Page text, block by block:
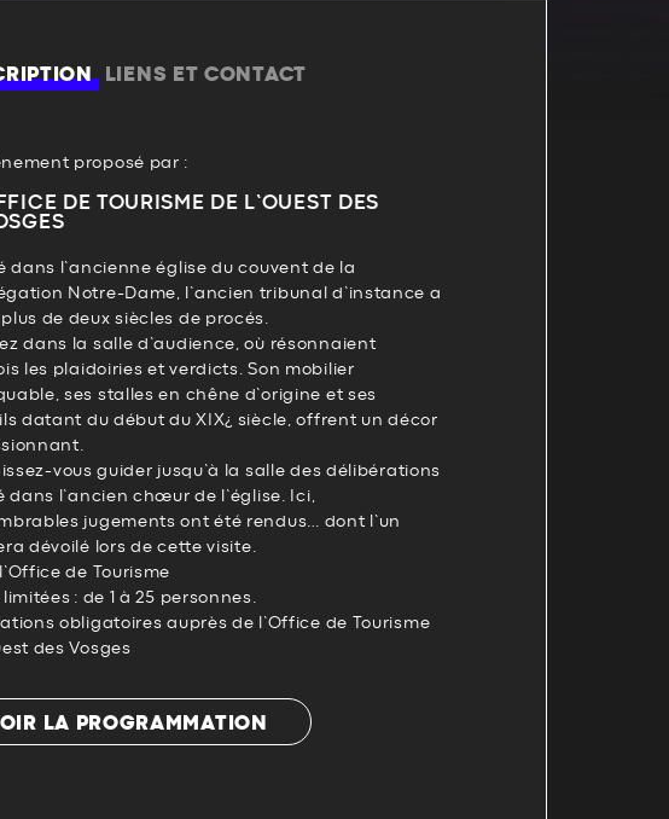
LIENS ET CONTACT
proposé par :
DE TOURISME DE L’OUEST DES
dans l’ancienne église du couvent de la
Notre-Dame, l’ancien tribunal d’instance a
de deux siècles de procés.
dans la salle d’audience, où résonnaient
les plaidoiries et verdicts. Son mobilier
ses stalles en chêne d’origine et ses
datant du début du XIX¿ siècle, offrent un décor
vous guider jusqu’à la salle des délibérations
dans l’ancien chœur de l’église. Ici,
jugements ont été rendus… dont l’un
dévoilé lors de cette visite.
de Tourisme
limitées : de 1 à 25 personnes.
obligatoires auprès de l’Office de Tourisme
des Vosges
LA PROGRAMMATION